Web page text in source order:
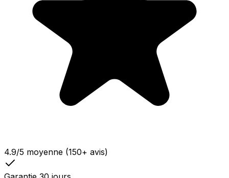
4.9/5 moyenne (150+ avis)